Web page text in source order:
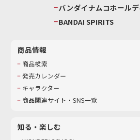
バンダイナムコホール
BANDAI SPIRITS
商品情報
商品検索
発売カレンダー
キャラクター
商品関連サイト・SNS一覧
知る・楽しむ